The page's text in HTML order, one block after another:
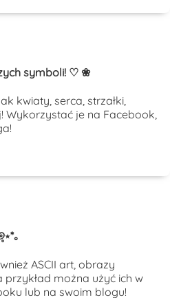
symboli! ♡ ❀
kwiaty, serca, strzałki,
Wykorzystać je na Facebook,
｡
ASCII art, obrazy
można użyć ich w
lub na swoim blogu!